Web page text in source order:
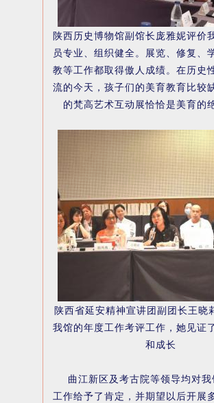
陕西历史博物馆副馆长庞雅妮评价
员专业、组织健全。展览、修复、
教等工作都取得傲人成绩。在历史
流的今天，孩子们的美育教育比较
的梵高艺术互动展恰恰是美育的
陕西省延安精神宣讲团副团长王晓
我馆的年度工作考评工作，她见证
和成长
曲江新区及考古院等领导均对我
工作给予了肯定，并期望以后开展